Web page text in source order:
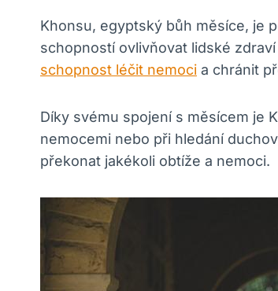
Khonsu, egyptský bůh měsíce, je
schopností ovlivňovat lidské
schopnost léčit nemoci a chránit
Díky svému spojení s měsícem je
nemocemi nebo při hledání
překonat jakékoli obtíže a nemoci.